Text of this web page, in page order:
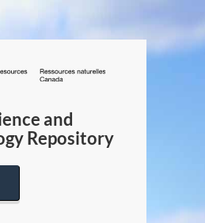
/
Canada
and
Repository